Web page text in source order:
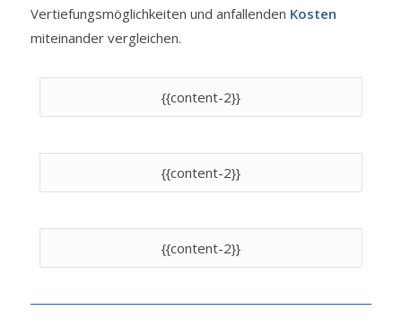
Vertiefungsmöglichkeiten und anfallenden Kosten
miteinander vergleichen.
{{content-2}}
{{content-2}}
{{content-2}}